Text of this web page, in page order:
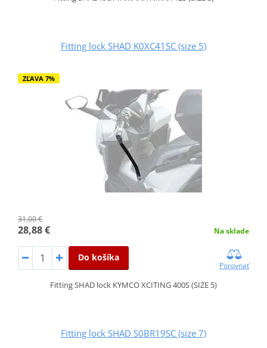
Fitting lock SHAD K0XC41SC (size 5)
ZĽAVA 7%
31,00 €
28,88 € Na sklade
Do košíka
Porovnať
Fitting SHAD lock KYMCO XCITING 400S (SIZE 5)
Fitting lock SHAD S0BR19SC (size 7)